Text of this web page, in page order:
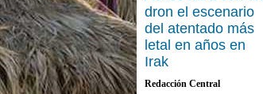
dron el escenario
del atentado más
letal en años en
Irak
Redacción Central